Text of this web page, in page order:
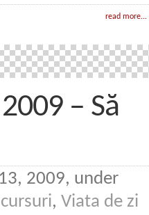
read more...
– Să
2009, under
, Viata de zi